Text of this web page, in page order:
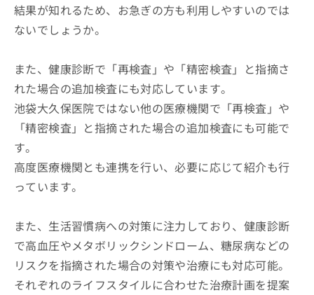
結果が知れるため、お急ぎの方も利用しやすいのでは
ないでしょうか。
また、健康診断で「再検査」や「精密検査」と指摘さ
れた場合の追加検査にも対応しています。
池袋大久保医院ではない他の医療機関で「再検査」や
「精密検査」と指摘された場合の追加検査にも可能で
す。
高度医療機関とも連携を行い、必要に応じて紹介も行
っています。
また、生活習慣病への対策に注力しており、健康診断
で高血圧やメタボリックシンドローム、糖尿病などの
リスクを指摘された場合の対策や治療にも対応可能。
それぞれのライフスタイルに合わせた治療計画を提案